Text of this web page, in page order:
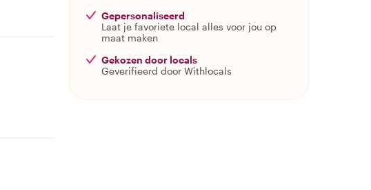
Gepersonaliseerd
Laat je favoriete local alles voor jou op
maat maken
Gekozen door locals
Geverifieerd door Withlocals